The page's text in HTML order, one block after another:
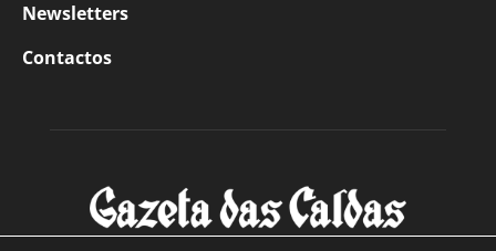
Newsletters
Contactos